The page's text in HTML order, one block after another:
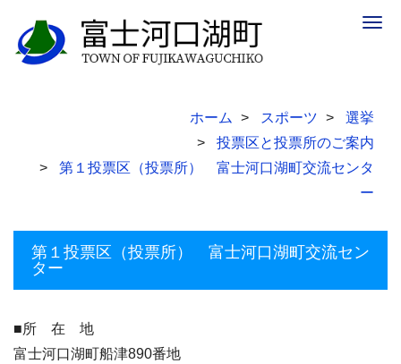
ホーム スポーツ
選挙
投票区と投票所のご案内
第１投票区（投票所） 富士河口湖町交流センタ
ー
第１投票区（投票所） 富士河口湖町交流セン
ター
■所 在 地
富士河口湖町船津890番地